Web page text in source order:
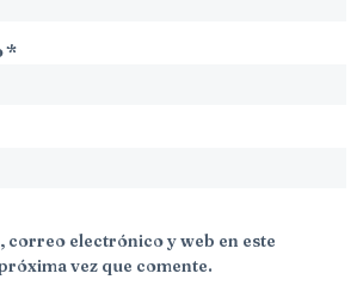
*
correo electrónico y web en este
vez que comente.